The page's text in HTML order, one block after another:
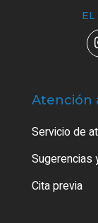
EL
Atención
Servicio de
Sugerencias
Cita previa